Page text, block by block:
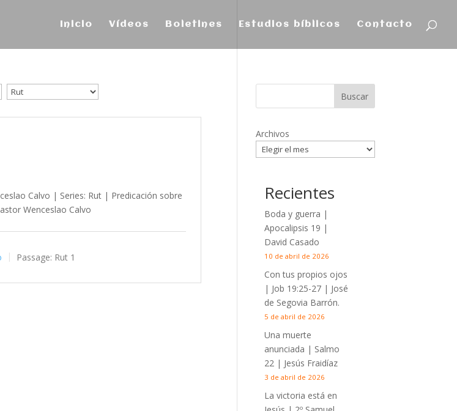
Inicio Vídeos Boletines Estudios bíblicos Contacto
Calvo | Series: Rut | Predicación sobre
Wenceslao Calvo
Passage: Rut 1
Archivos
Recientes
Boda y guerra |
Apocalipsis 19 |
David Casado
10 de abril de 2026
Con tus propios ojos
| Job 19:25-27 | José
de Segovia Barrón.
5 de abril de 2026
Una muerte
anunciada | Salmo
22 | Jesús Fraidíaz
3 de abril de 2026
La victoria está en